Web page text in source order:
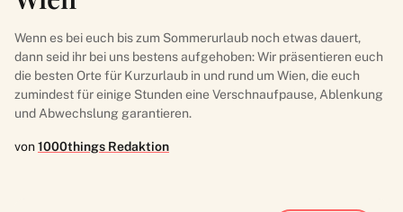
Wenn es bei euch bis zum Sommerurlaub noch etwas dauert,
dann seid ihr bei uns bestens aufgehoben: Wir präsentieren euch
die besten Orte für Kurzurlaub in und rund um Wien, die euch
zumindest für einige Stunden eine Verschnaufpause, Ablenkung
und Abwechslung garantieren.
von1000things Redaktion